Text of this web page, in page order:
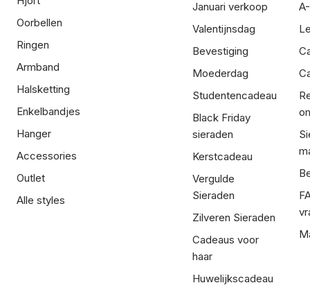
Oorbellen
Ringen
Armband
Halsketting
Enkelbandjes
Hanger
Accessories
Outlet
Alle styles
Januari verkoop
Valentijnsdag
Bevestiging
Moederdag
Studentencadeau
Black Friday
sieraden
Kerstcadeau
Vergulde
Sieraden
Zilveren Sieraden
Cadeaus voor
haar
Huwelijkscadeau